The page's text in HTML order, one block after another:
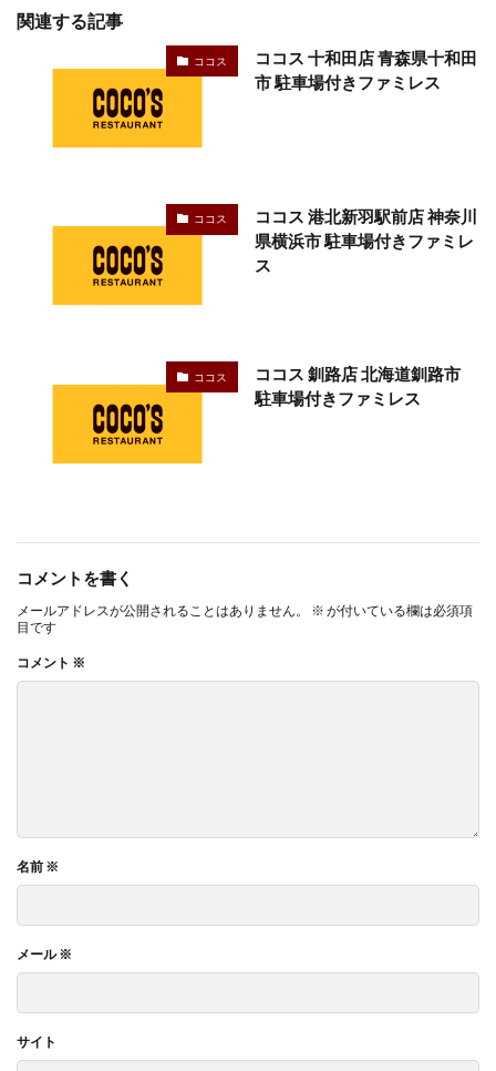
関連する記事
ココス
ココス 十和田店 青森県十和田
市 駐車場付きファミレス
ココス
ココス 港北新羽駅前店 神奈川
県横浜市 駐車場付きファミレ
ス
ココス
ココス 釧路店 北海道釧路市
駐車場付きファミレス
コメントを書く
メールアドレスが公開されることはありません。 ※ が付いている欄は必須項
目です
コメント ※
名前 ※
メール※
サイト